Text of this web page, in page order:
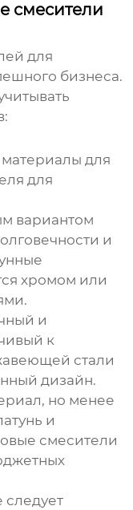
смесители
для
бизнеса.
для
для
вариантом
и
хромом или
и
к
стали
дизайн.
но менее
и
смесители
следует